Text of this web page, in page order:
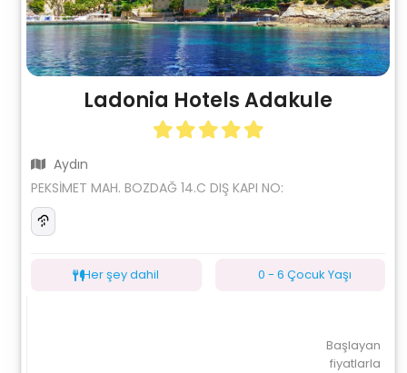
Ladonia Hotels Adakule
Aydın
PEKSİMET MAH. BOZDAĞ 14.C DIŞ KAPI NO:
Her şey dahil 0 - 6 Çocuk Yaşı
Başlayan
fiyatlarla